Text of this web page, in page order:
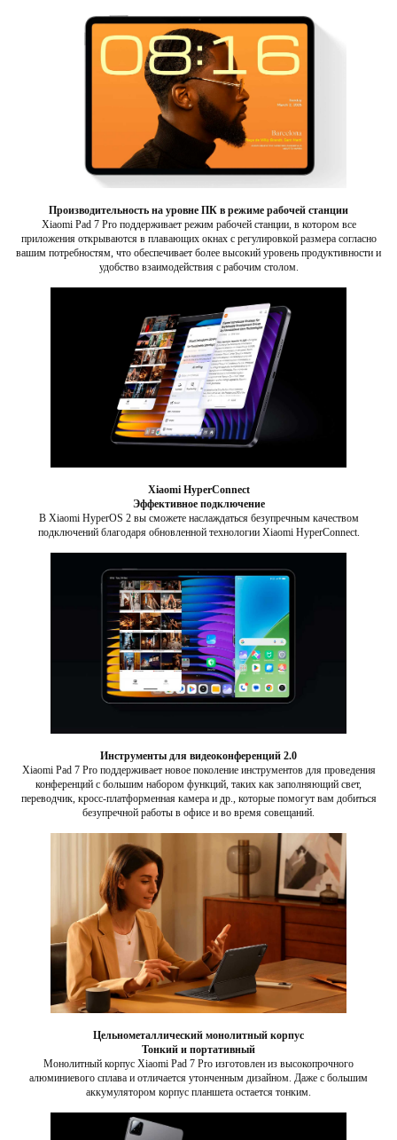
Производительность на уровне ПК в режиме рабочей станции
Xiaomi Pad 7 Pro поддерживает режим рабочей станции, в котором все
приложения открываются в плавающих окнах с регулировкой размера согласно
вашим потребностям, что обеспечивает более высокий уровень продуктивности и
удобство взаимодействия с рабочим столом.
Xiaomi HyperConnect
Эффективное подключение
В Xiaomi HyperOS 2 вы сможете наслаждаться безупречным качеством
подключений благодаря обновленной технологии Xiaomi HyperConnect.
Инструменты для видеоконференций 2.0
Xiaomi Pad 7 Pro поддерживает новое поколение инструментов для проведения
конференций с большим набором функций, таких как заполняющий свет,
переводчик, кросс-платформенная камера и др., которые помогут вам добиться
безупречной работы в офисе и во время совещаний.
Цельнометаллический монолитный корпус
Тонкий и портативный
Монолитный корпус Xiaomi Pad 7 Pro изготовлен из высокопрочного
алюминиевого сплава и отличается утонченным дизайном. Даже с большим
аккумулятором корпус планшета остается тонким.